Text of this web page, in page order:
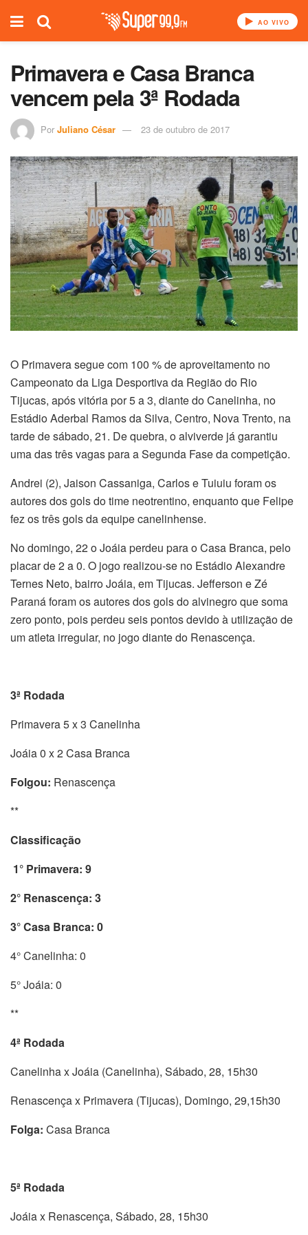
AO VIVO
Primavera e Casa Branca
vencem pela 3ª Rodada
Por Juliano César 23 de outubro de 2017
O Primavera segue com 100 % de aproveitamento no
Campeonato da Liga Desportiva da Região do Rio
Tijucas, após vitória por 5 a 3, diante do Canelinha, no
Estádio Aderbal Ramos da Silva, Centro, Nova Trento, na
tarde de sábado, 21. De quebra, o alviverde já garantiu
uma das três vagas para a Segunda Fase da competição.
Andrei (2), Jaison Cassaniga, Carlos e Tuiuiu foram os
autores dos gols do time neotrentino, enquanto que Felipe
fez os três gols da equipe canelinhense.
No domingo, 22 o Joáia perdeu para o Casa Branca, pelo
placar de 2 a 0. O jogo realizou-se no Estádio Alexandre
Ternes Neto, bairro Joáia, em Tijucas. Jefferson e Zé
Paraná foram os autores dos gols do alvinegro que soma
zero ponto, pois perdeu seis pontos devido à utilização de
um atleta irregular, no jogo diante do Renascença.
3ª Rodada
Primavera 5 x 3 Canelinha
Joáia 0 x 2 Casa Branca
Folgou: Renascença
**
Classificação
1° Primavera: 9
2° Renascença: 3
3° Casa Branca: 0
4° Canelinha: 0
5° Joáia: 0
**
4ª Rodada
Canelinha x Joáia (Canelinha), Sábado, 28, 15h30
Renascença x Primavera (Tijucas), Domingo, 29,15h30
Folga: Casa Branca
5ª Rodada
Joáia x Renascença, Sábado, 28, 15h30